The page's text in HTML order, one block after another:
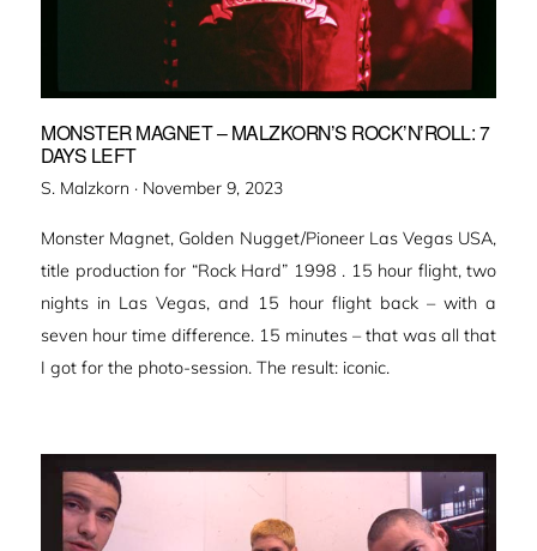
MONSTER MAGNET – MALZKORN’S ROCK’N’ROLL: 7
DAYS LEFT
S. Malzkorn · Veröffentlicht
November 9, 2023
Monster Magnet, Golden Nugget/Pioneer Las Vegas USA,
title production for “Rock Hard” 1998 . 15 hour flight, two
nights in Las Vegas, and 15 hour flight back – with a
seven hour time difference. 15 minutes – that was all that
I got for the photo-session. The result: iconic.